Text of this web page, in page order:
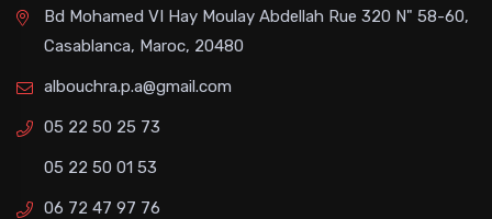
Bd Mohamed VI Hay Moulay Abdellah Rue 320 N" 58-60,
Casablanca, Maroc, 20480
albouchra.p.a@gmail.com
05 22 50 25 73
05 22 50 01 53
06 72 47 97 76